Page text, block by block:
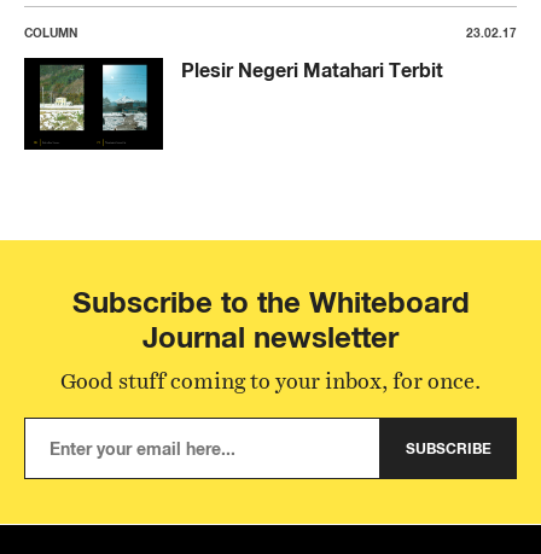
COLUMN 23.02.17
Plesir Negeri Matahari Terbit
Subscribe to the Whiteboard
Journal newsletter
Good stuff coming to your inbox, for once.
SUBSCRIBE